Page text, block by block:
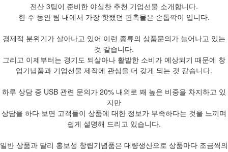
전산 3팀이 준비한 야심찬 추천 기업선물 소개합니다.
한 주 동안 팀 내에서 가장 핫했던 판촉물은 손톱깍이 입니다.
경제적 분위기가 살아나고 있어 이런 종류의 상품문의가 늘어나고 있는
것 같습니다.
그리고 이제부터는 경기도 되살아나 활발한 소비가 예상되기 때문에 창
업기념품과 기업선물 제작에 관심을 더 갖게 되는 것 같습니다.
하루 상담 중 USB 관련 문의가 20% 내외로 꽤 높은 비중을 차지하고 있
지만
상담을 하다 보면 고객들이 상품에 대한 정보가 부족하다는 것을 느끼며
쉽게 설명해 드리고 있습니다.
일반 상품과 달리 홍보성 창립기념품은 대량생산으로 상품마다 조금씩의